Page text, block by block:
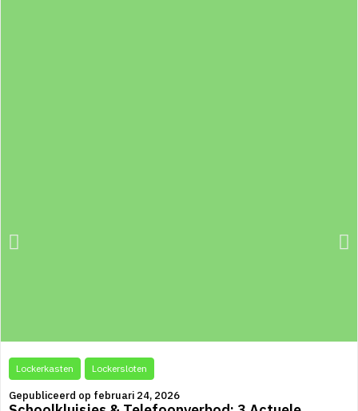
Lockerkasten Lockersloten
Gepubliceerd op februari 24, 2026